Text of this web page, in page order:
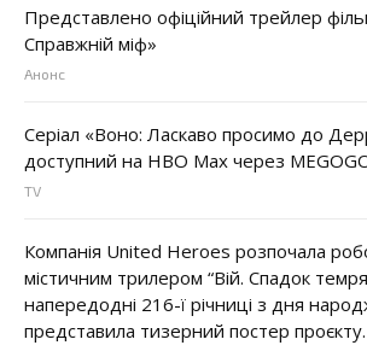
Представлено офіційний трейлер
Справжній міф»
Анонс
Серіал «Воно: Ласкаво просимо до
доступний на HBO Max через
TV
Компанія United Heroes розпочала
містичним трилером “Вій. Спадок
напередодні 216-ї річниці з дня
представила тизерний постер проєкту.